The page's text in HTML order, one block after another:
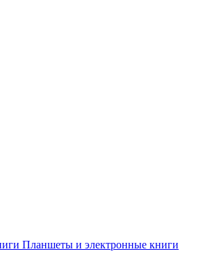
Планшеты и электронные книги